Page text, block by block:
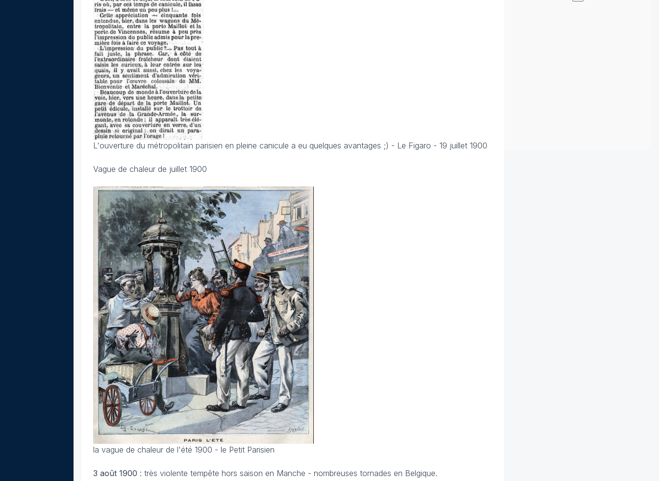
L'ouverture du métropolitain parisien en pleine canicule a eu quelques avantages ;) - Le Figaro - 19 juillet 1900
Vague de chaleur de juillet 1900
la vague de chaleur de l'été 1900 - le Petit Parisien
3 août 1900 : très violente tempête hors saison en Manche - nombreuses tornades en Belgique.